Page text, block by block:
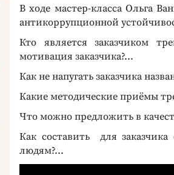
В ходе мастер-класса Ольга
антикоррупционной
Кто является заказчиком
мотивация заказчика?...
Как не напугать заказчика
Какие методические приёмы
Что можно предложить в
Как составить для
людям?...